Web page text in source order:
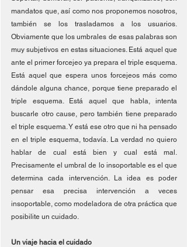
mandatos que, así como nos proponemos nosotros,
también se los trasladamos a los usuarios.
Obviamente que los umbrales de esas palabras son
muy subjetivos en estas situaciones. Está aquel que
ante el primer forcejeo ya prepara el triple esquema.
Está aquel que espera unos forcejeos más como
dándole alguna chance, porque tiene preparado el
triple esquema. Está aquel que habla, intenta
buscarle otro cause, pero también tiene preparado
el triple esquema. Y está ese otro que ni ha pensado
en el triple esquema, todavía. La verdad no quiero
hablar de cual está bien y cual está mal.
Precisamente el umbral de lo insoportable es el que
determina cada intervención. La idea es poder
pensar esa precisa intervención a veces
insoportable, como modeladora de otra práctica que
posibilite un cuidado.
Un viaje hacia el cuidado